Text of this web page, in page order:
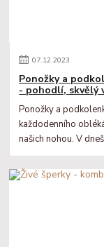
07.12.2023
Ponožky a
- pohodlí, skvělý
Ponožky a
každodenního
našich nohou. V